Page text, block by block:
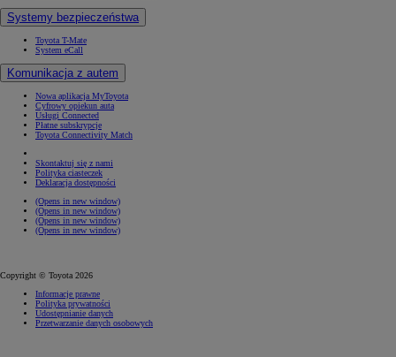
Systemy bezpieczeństwa
Toyota T-Mate
System eCall
Komunikacja z autem
Nowa aplikacja MyToyota
Cyfrowy opiekun auta
Usługi Connected
Płatne subskrypcje
Toyota Connectivity Match
Skontaktuj się z nami
Polityka ciasteczek
Deklaracja dostępności
(Opens in new window)
(Opens in new window)
(Opens in new window)
(Opens in new window)
Copyright © Toyota 2026
Informacje prawne
Polityka prywatności
Udostępnianie danych
Przetwarzanie danych osobowych